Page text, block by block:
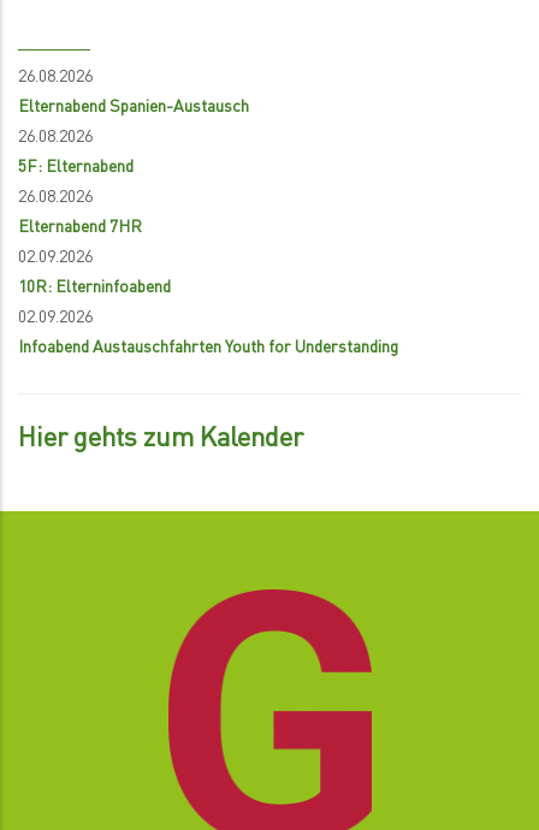
26.08.2026
Elternabend Spanien-Austausch
26.08.2026
5F: Elternabend
26.08.2026
Elternabend 7HR
02.09.2026
10R: Elterninfoabend
02.09.2026
Infoabend Austauschfahrten Youth for Understanding
Hier gehts zum Kalender